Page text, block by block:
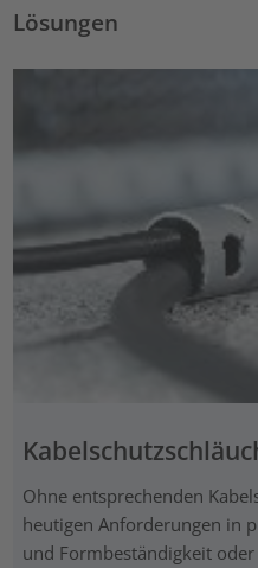
Lösungen
Ohne entsprechenden
heutigen Anforderungen in
und Formbeständigkeit